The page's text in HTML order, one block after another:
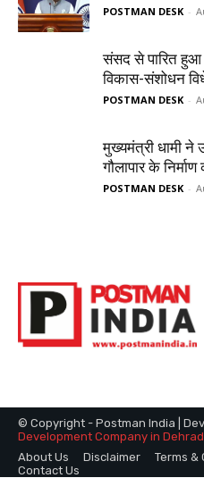
POSTMAN DESK -
संसद से पारित हुआ
विकास-संशोधन
POSTMAN DESK -
मुख्यमंत्री धामी ने
गौलापार के निर्माण
POSTMAN DESK -
© Copyright - Postman India |
Development Company in
About Us
Disclaimer Terms &
Contact Us